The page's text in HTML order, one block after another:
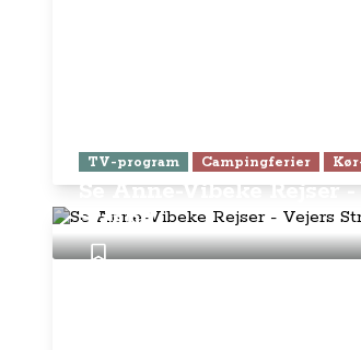
TV-program Campingferier
Se Anne-Vibeke Rejser
Strand